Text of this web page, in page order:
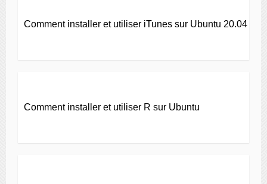
Comment installer et utiliser iTunes sur Ubuntu 20.04
Comment installer et utiliser R sur Ubuntu